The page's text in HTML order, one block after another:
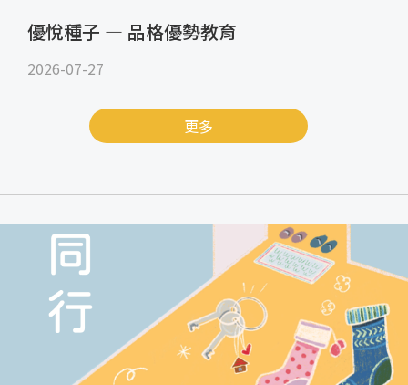
優悅種子 — 品格優勢教育
2026-07-27
更多